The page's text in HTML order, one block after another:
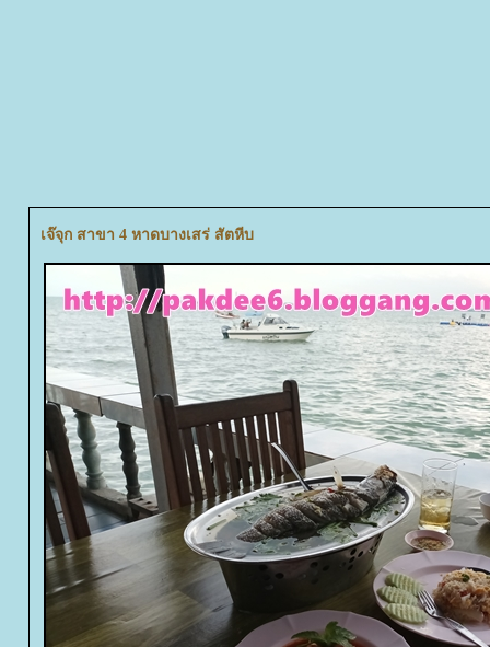
เจ๊จุก สาขา 4 หาดบางเสร่ สัตหีบ